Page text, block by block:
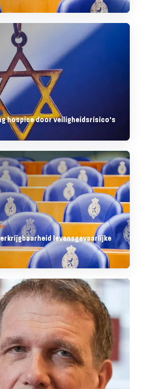
hospice door veiligheidsrisico's
levensgevaarlijke